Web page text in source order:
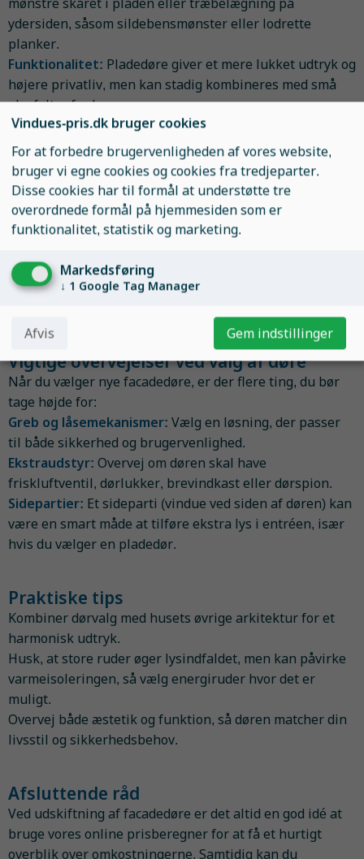
ydersiden, såsom sildebensmønster eller lodrette
planker.
Funktionalitet: Pladedøre giver et mere lukket udtryk og
højere privatliv, men kan stadig kombineres med små
glasfelter for lys.
Fyldningsdøre
Fyldningsdøre består af felter (fyldninger) sat ind i døren
frem for at være lavet af et massivt stykke træ.
Fordele:Denne type dør giver et klassisk og elegant
udtryk, samtidig med at den bevarer styrke og
Variation:Fyldninger kan varieres i mønster og
materiale, hvilket giver mulighed for et skræddersyet
Vigtige overvejelser ved valg af døre
Når du vælger nye facadedøre, er der flere ting, du bør
tage højde for:
Greb og låsemekanismer: Vælg en løsning, der passer
til både sikkerhed og brugervenlighed.
Ekstraudstyr: Overvej om døren skal have
friskluftventil, dørlukker, brevindkast eller dørspion.
Sidepartier: Et sideparti (vindue ved siden af døren) kan
være en smart måde at tilføre ekstra lys i entréen, især
hvis du vælger en pladedør.
Praktiske tips
Kombiner dørvalg med husets øvrige arkitektur for et
harmonisk udtryk.
Husk, at store ruder øger lysindfaldet, men kan påvirke
varmeisoleringen, så vælg energiruder hvor det er
muligt.
Overvej både æstetik og funktion, så døren matcher din
livsstil og sikkerhedsbehov.
Afsluttende råd
Ved udskiftning af facadedøre er det altid en god idé at
bruge vores online prisberegner for at få et hurtigt
overblik over omkostningerne. Samtidig kan du
Vindues-pris.dk bruger cookies
For at forbedre brugervenligheden af vores website,
bruger vi egne cookies og cookies fra tredjeparter.
Disse cookies har til formål at understøtte tre
overordnede formål på hjemmesiden som er
funktionalitet, statistik og marketing.
Markedsføring
↓ 1 Google Tag Manager
Afvis Gem indstillinger